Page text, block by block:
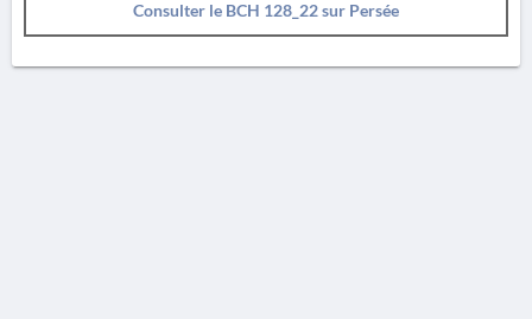
Consulter le BCH 128_22 sur Persée